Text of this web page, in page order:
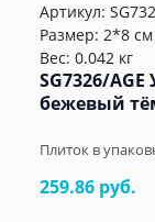
Артикул:
Размер: 2*8 см
Вес: 0.042 кг
SG7326/
бежевый
Плиток в
259.86 руб.